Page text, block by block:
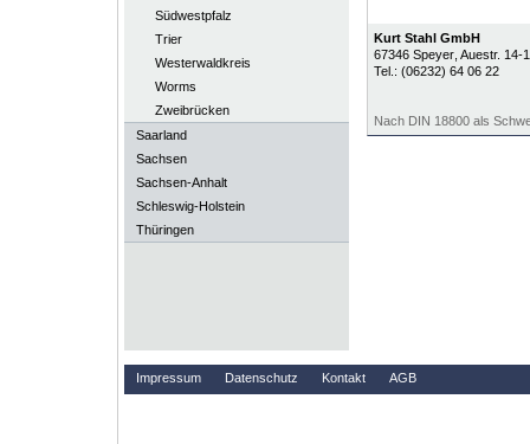
Südwestpfalz
Trier
Westerwaldkreis
Worms
Zweibrücken
Saarland
Sachsen
Sachsen-Anhalt
Schleswig-Holstein
Thüringen
Kurt Stahl GmbH
67346 Speyer, Auestr. 14-
Tel.: (06232) 64 06 22
Nach DIN 18800 als
Impressum Datenschutz Kontakt AGB